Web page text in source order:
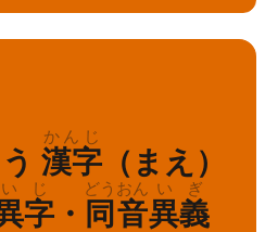
漢字
かんじ
（まえ）
字
いじ
・ 同音
どうおん
異義
いぎ